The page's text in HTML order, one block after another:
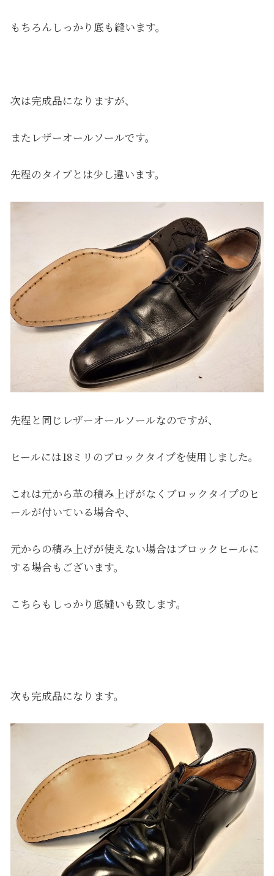
もちろんしっかり底も縫います。
次は完成品になりますが、
またレザーオールソールです。
先程のタイプとは少し違います。
先程と同じレザーオールソールなのですが、
ヒールには18ミリのブロックタイプを使用しました。
これは元から革の積み上げがなくブロックタイプのヒ
ールが付いている場合や、
元からの積み上げが使えない場合はブロックヒールに
する場合もございます。
こちらもしっかり底縫いも致します。
次も完成品になります。